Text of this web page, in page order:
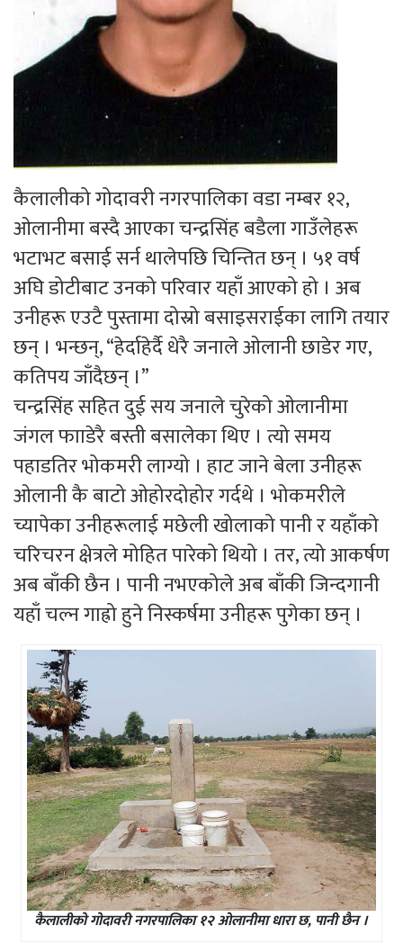
कैलालीको गोदावरी नगरपालिका वडा नम्बर १२,
ओलानीमा बस्दै आएका चन्द्रसिंह बडैला गाउँलेहरू
भटाभट बसाई सर्न थालेपछि चिन्तित छन् । ५१ वर्ष
अघि डोटीबाट उनको परिवार यहाँ आएको हो । अब
उनीहरू एउटै पुस्तामा दोस्रो बसाइसराईका लागि तयार
छन् । भन्छन्, “हेर्दाहेर्दै धेरै जनाले ओलानी छाडेर गए,
कतिपय जाँदैछन् ।”
चन्द्रसिंह सहित दुई सय जनाले चुरेको ओलानीमा
जंगल फााडेरै बस्ती बसालेका थिए । त्यो समय
पहाडतिर भोकमरी लाग्यो । हाट जाने बेला उनीहरू
ओलानी कै बाटो ओहोरदोहोर गर्दथे । भोकमरीले
च्यापेका उनीहरूलाई मछेली खोलाको पानी र यहाँको
चरिचरन क्षेत्रले मोहित पारेको थियो । तर, त्यो आकर्षण
अब बाँकी छैन । पानी नभएकोले अब बाँकी जिन्दगानी
यहाँ चल्न गाह्रो हुने निस्कर्षमा उनीहरू पुगेका छन् ।
कैलालीको गोदावरी नगरपालिका १२ ओलानीमा धारा छ, पानी छैन ।